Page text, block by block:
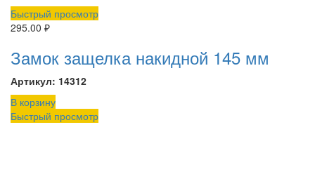
Быстрый просмотр
295.00 ₽
Замок защелка накидной 145 мм
Артикул: 14312
В корзину
Быстрый просмотр